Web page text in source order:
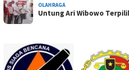
OLAHRAGA
Untung Ari Wibowo